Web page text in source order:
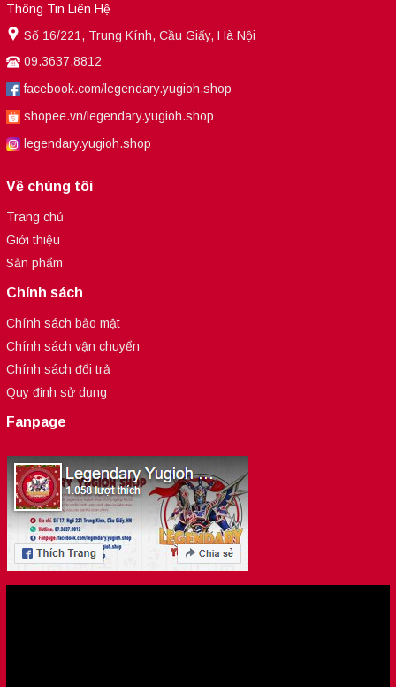
Thông Tin Liên Hệ
Số 16/221, Trung Kính, Cầu Giấy, Hà Nội
09.3637.8812
facebook.com/legendary.yugioh.shop
shopee.vn/legendary.yugioh.shop
legendary.yugioh.shop
Về chúng tôi
Trang chủ
Giới thiệu
Sản phẩm
Chính sách
Chính sách bảo mật
Chính sách vận chuyển
Chính sách đổi trả
Quy định sử dụng
Fanpage